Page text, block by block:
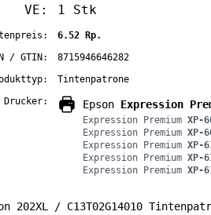
VE:
1 Stk
6.52 Rp.
/ GTIN:
8715946646282
Tintenpatrone
Drucker:
Epson Expression
Expression Premium XP-
Expression Premium XP-
Expression Premium XP-
Expression Premium XP-
Expression Premium XP-
202XL / C13T02G14010